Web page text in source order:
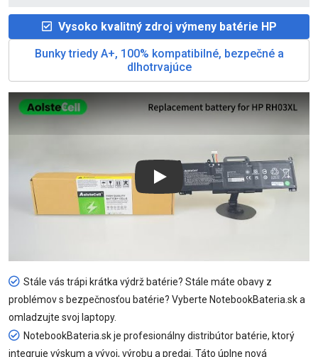
Vysoko kvalitný zdroj výmeny batérie HP
Bunky triedy A+, 100% kompatibilné, bezpečné a
dlhotrvajúce
Stále vás trápi krátka výdrž batérie? Stále máte obavy z
problémov s bezpečnosťou batérie? Vyberte NotebookBateria.sk a
omladzujte svoj laptopy.
NotebookBateria.sk je profesionálny distribútor batérie, ktorý
integruje výskum a vývoj, výrobu a predaj. Táto úplne nová